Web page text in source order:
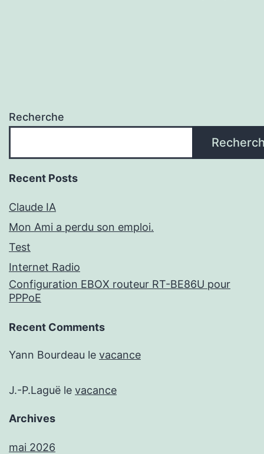
Recherche
Recent Posts
Claude IA
Mon Ami a perdu son emploi.
Test
Internet Radio
Configuration EBOX routeur RT-BE86U pour
PPPoE
Recent Comments
Yann Bourdeau le vacance
J.-P.Laguë le vacance
Archives
mai 2026